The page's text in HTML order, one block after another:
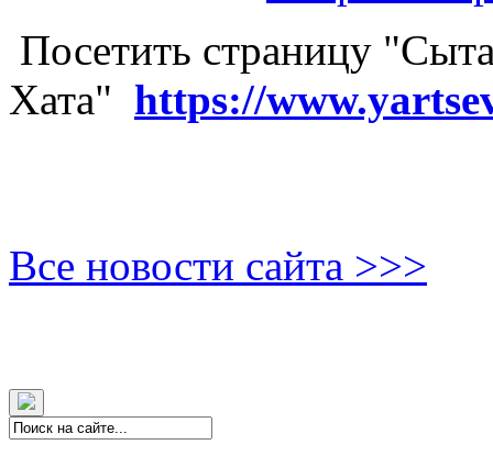
Посетить страницу
Хата" https://
Все новости сайта >>>